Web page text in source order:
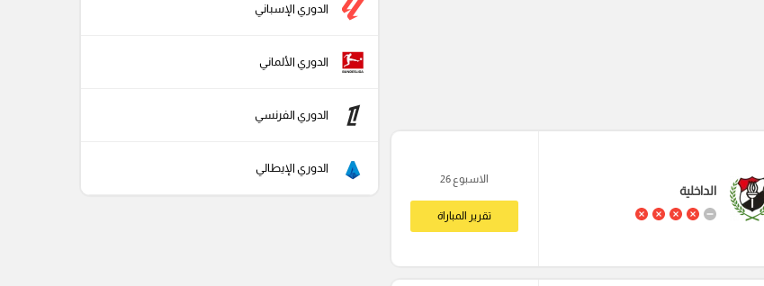
الداخلية
الاسبوع 26
تقرير المباراة
الدوري الإسباني
الدوري الألماني
الدوري الفرنسي
الدوري الإيطالي